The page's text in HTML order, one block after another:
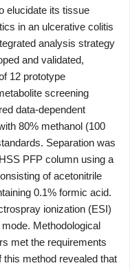
elucidate its tissue
in an ulcerative colitis
analysis strategy
and validated,
12 prototype
screening
data-dependent
80% methanol (100
Separation was
PFP column using a
of acetonitrile
0.1% formic acid.
ionization (ESI)
Methodological
met the requirements
method revealed that